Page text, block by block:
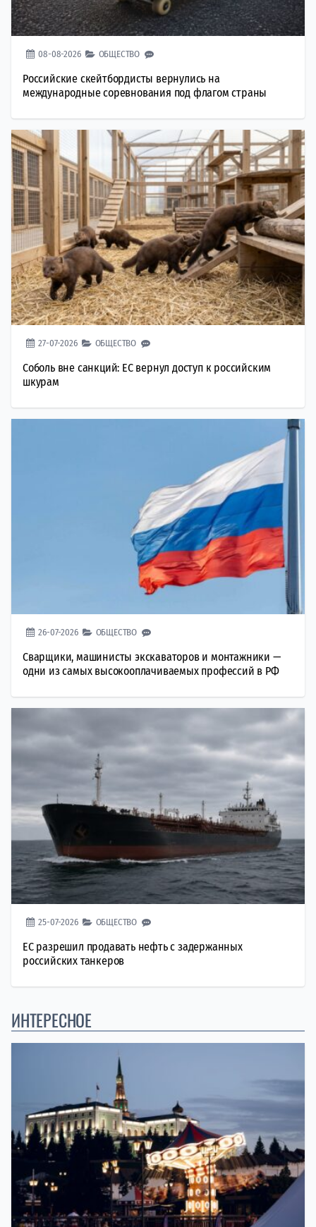
08-08-2026 ОБЩЕСТВО
Российские скейтбордисты вернулись на
международные соревнования под флагом страны
27-07-2026 ОБЩЕСТВО
Соболь вне санкций: ЕС вернул доступ к российским
шкурам
26-07-2026 ОБЩЕСТВО
Сварщики, машинисты экскаваторов и монтажники —
одни из самых высокооплачиваемых профессий в РФ
25-07-2026 ОБЩЕСТВО
ЕС разрешил продавать нефть с задержанных
российских танкеров
ИНТЕРЕСНОЕ